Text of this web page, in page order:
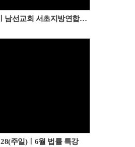
2026.06.27(토)ㅣ남선교회 서초지방연합회 선교 봉사 (성육보육원)
28(주일)ㅣ6월 법률 특강